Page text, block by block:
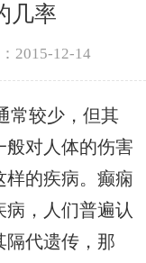
几率
2015-12-14
常较少，但其
般对人体的伤害
样的疾病。癫痫
，人们普遍认
隔代遗传，那